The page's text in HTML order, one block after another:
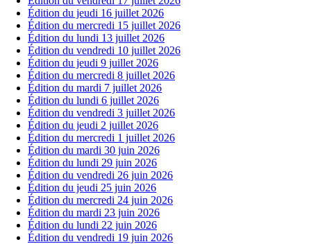
Édition du jeudi 16 juillet 2026
Édition du mercredi 15 juillet 2026
Édition du lundi 13 juillet 2026
Édition du vendredi 10 juillet 2026
Édition du jeudi 9 juillet 2026
Édition du mercredi 8 juillet 2026
Édition du mardi 7 juillet 2026
Édition du lundi 6 juillet 2026
Édition du vendredi 3 juillet 2026
Édition du jeudi 2 juillet 2026
Édition du mercredi 1 juillet 2026
Édition du mardi 30 juin 2026
Édition du lundi 29 juin 2026
Édition du vendredi 26 juin 2026
Édition du jeudi 25 juin 2026
Édition du mercredi 24 juin 2026
Édition du mardi 23 juin 2026
Édition du lundi 22 juin 2026
Édition du vendredi 19 juin 2026